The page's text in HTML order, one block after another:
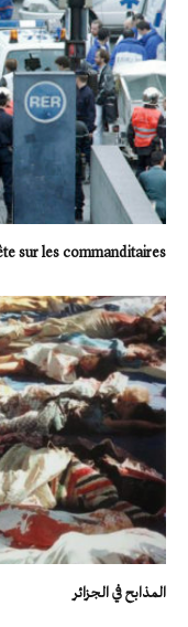
sur les commanditaires
المذابح في الجزائر